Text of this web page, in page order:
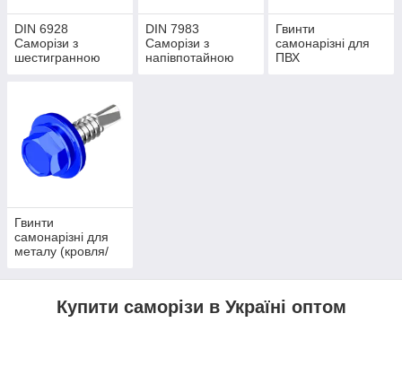
DIN 6928
Саморізи з
шестигранною
DIN 7983
Саморізи з
напівпотайною
Гвинти
самонарізні для
ПВХ
Гвинти
самонарізні для
металу (кровля/
Купити саморізи в Україні оптом